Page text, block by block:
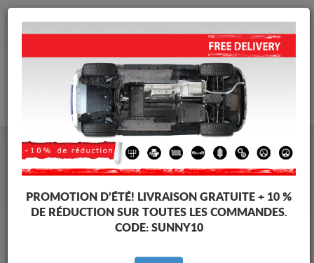
info@protectionsousmoteur.eu
Protection Sous Moteur Dacia
Protection Sous Moteur Dacia Sandero III
Marques
PROMOTION D’ÉTÉ! LIVRAISON GRATUITE + 10 %
DE RÉDUCTION SUR TOUTES LES COMMANDES.
CODE: SUNNY10